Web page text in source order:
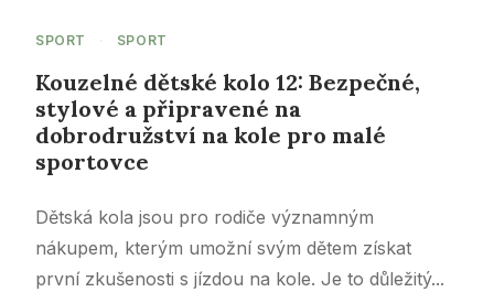
SPORT · SPORT
Kouzelné dětské kolo 12: Bezpečné,
stylové a připravené na
dobrodružství na kole pro malé
sportovce
Dětská kola jsou pro rodiče významným
nákupem, kterým umožní svým dětem získat
první zkušenosti s jízdou na kole. Je to důležitý...